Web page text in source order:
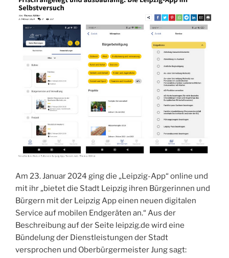
Am 23. Januar 2024 ging die „Leipzig-App“ online und
mit ihr „bietet die Stadt Leipzig ihren Bürgerinnen und
Bürgern mit der Leipzig App einen neuen digitalen
Service auf mobilen Endgeräten an.“ Aus der
Beschreibung auf der Seite leipzig.de wird eine
Bündelung der Dienstleistungen der Stadt
versprochen und Oberbürgermeister Jung sagt: